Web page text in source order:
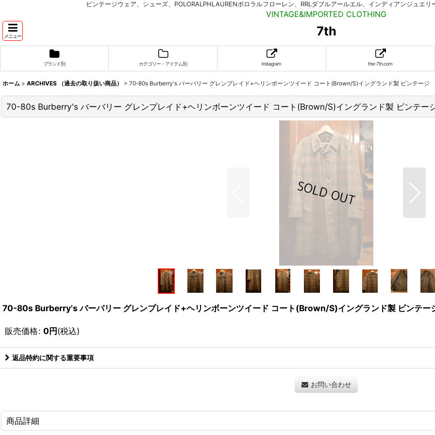
ビンテージウェア、シューズ、POLORALPHLAURENポロラルフローレン、RRLダブルアールエル、インディアンジュエ
VINTAGE&IMPORTED CLOTHING
メニュー 7th
ブランド別 カテゴリー・アイテム別 Instagram the-7th.com
ホーム > ARCHIVES （過去の取り扱い商品） > 70-80s Burberry's バーバリー グレンプレイド+ヘリンボーンツイード コート(Brown/S)イングランド製 ビンテージ
70-80s Burberry's バーバリー グレンプレイド+ヘリンボーンツイード コート(Brown/S)イングランド製 ビンテー
70-80s Burberry's バーバリー グレンプレイド+ヘリンボーンツイード コート(Brown/S)イングランド製 ビンテー
販売価格: 0円(税込)
返品特約に関する重要事項
お問い合わせ
商品詳細